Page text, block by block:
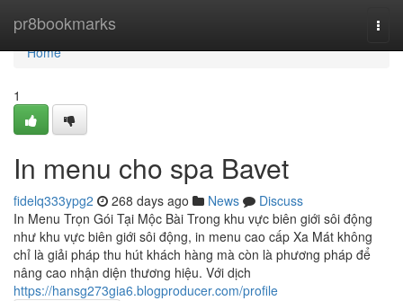
pr8bookmarks
Home
Home
1
In menu cho spa Bavet
fidelq333ypg2 268 days ago News
Discuss
In Menu Trọn Gói Tại Mộc Bài Trong khu vực biên giới sôi động
như khu vực biên giới sôi động, in menu cao cấp Xa Mát không
chỉ là giải pháp thu hút khách hàng mà còn là phương pháp để
nâng cao nhận diện thương hiệu. Với dịch
https://hansg273gia6.blogproducer.com/profile